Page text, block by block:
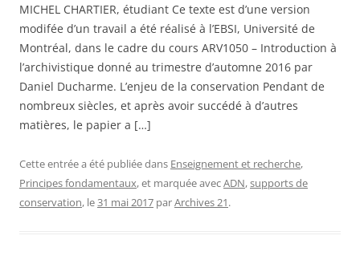
MICHEL CHARTIER, étudiant Ce texte est d’une version
modifée d’un travail a été réalisé à l’EBSI, Université de
Montréal, dans le cadre du cours ARV1050 – Introduction à
l’archivistique donné au trimestre d’automne 2016 par
Daniel Ducharme. L’enjeu de la conservation Pendant de
nombreux siècles, et après avoir succédé à d’autres
matières, le papier a […]
Cette entrée a été publiée dans Enseignement et recherche,
Principes fondamentaux, et marquée avecADN,supports de
conservation, le31 mai 2017 parArchives 21.